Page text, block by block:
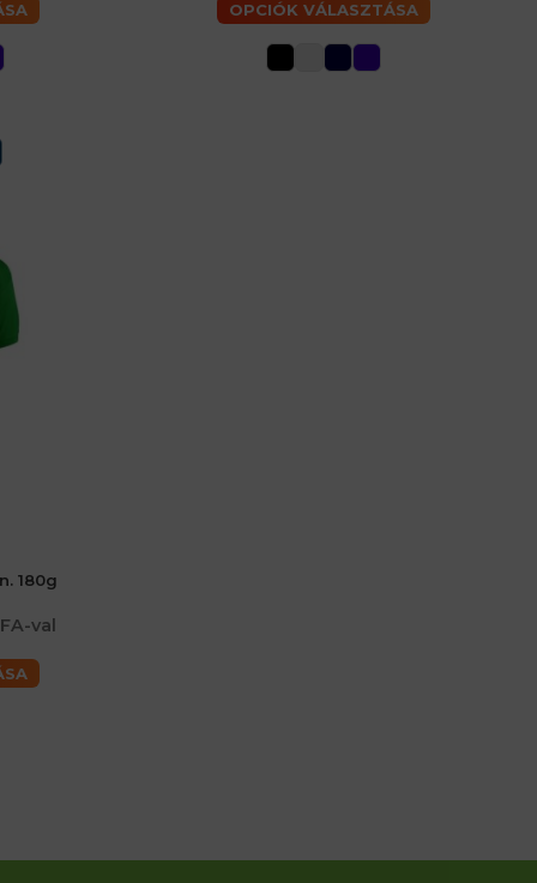
OPCIÓK VÁLASZTÁSA
180g
val